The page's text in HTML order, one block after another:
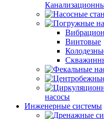
Винтовые
насосы
Инженерные системы